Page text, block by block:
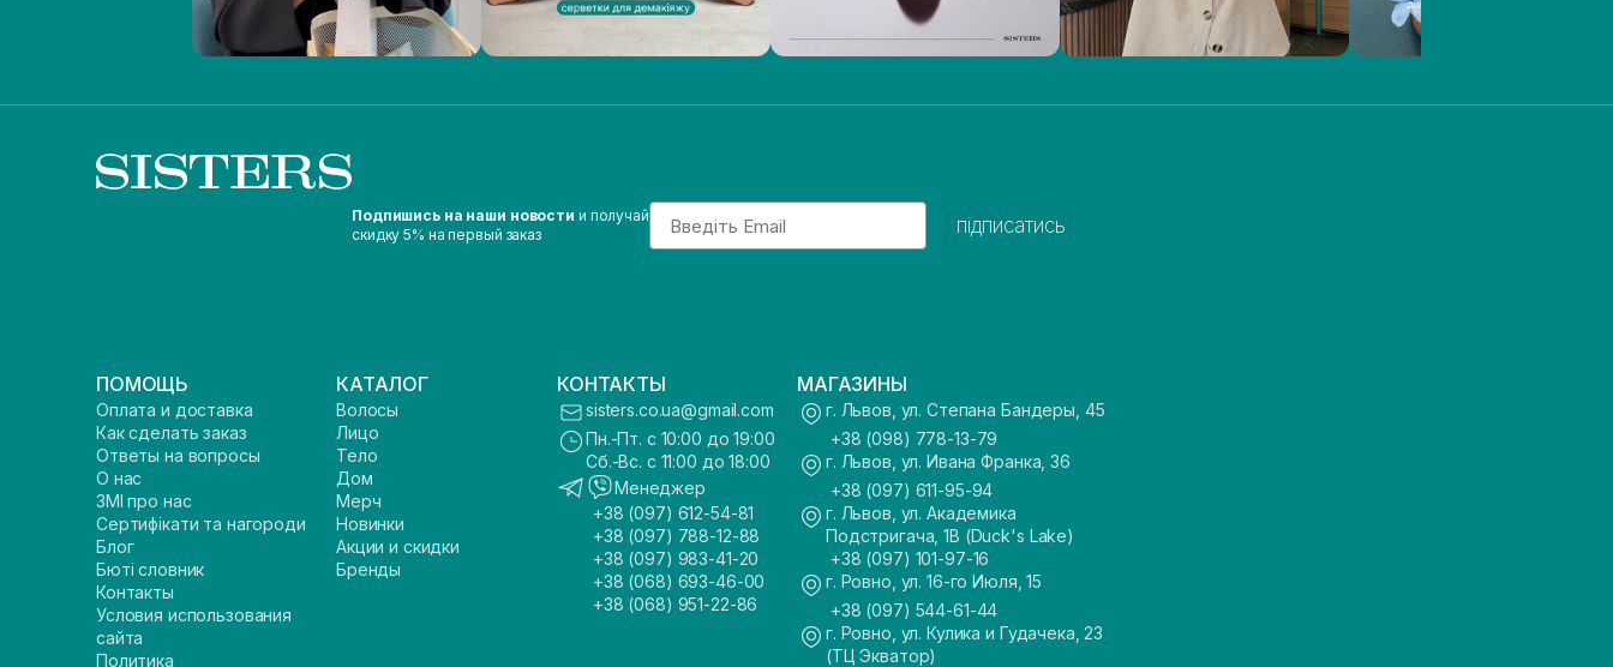
Подпишись на наши новости и получай
скидку 5% на первый заказ
Email
підписатись
ПОМОЩЬ
Оплата и доставка
Как сделать заказ
Ответы на вопросы
О нас
ЗМІ про нас
Сертифікати та нагороди
Блог
Бюті словник
Контакты
Условия использования
сайта
Политика
КАТАЛОГ
Волосы
Лицо
Тело
Дом
Мерч
Новинки
Акции и скидки
Бренды
КОНТАКТЫ
sisters.co.ua@gmail.com
Пн.-Пт. с 10:00 до 19:00
Сб.-Вс. с 11:00 до 18:00
Менеджер
+38 (097) 612-54-81
+38 (097) 788-12-88
+38 (097) 983-41-20
+38 (068) 693-46-00
+38 (068) 951-22-86
МАГАЗИНЫ
г. Львов, ул. Степана Бандеры, 45
+38 (098) 778-13-79
г. Львов, ул. Ивана Франка, 36
+38 (097) 611-95-94
г. Львов, ул. Академика
Подстригача, 1В (Duck's Lake)
+38 (097) 101-97-16
г. Ровно, ул. 16-го Июля, 15
+38 (097) 544-61-44
г. Ровно, ул. Кулика и Гудачека, 23
(ТЦ Экватор)